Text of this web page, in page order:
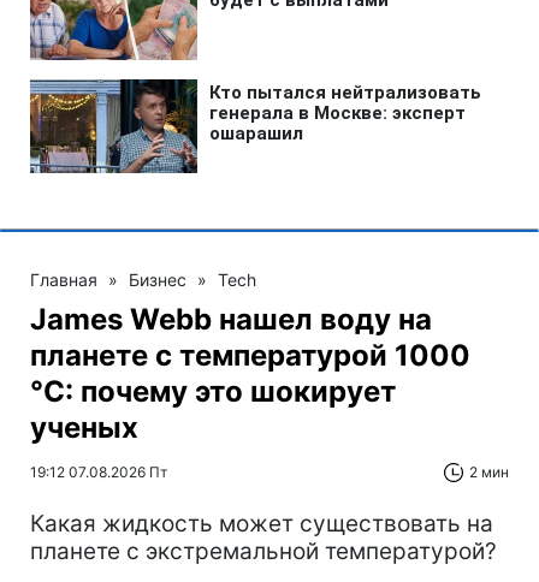
Главная » Бизнес » Tech
James Webb нашел воду на
планете с температурой 1000
°C: почему это шокирует
ученых
19:12 07.08.2026 Пт 2 мин
Какая жидкость может существовать на
планете с экстремальной температурой?